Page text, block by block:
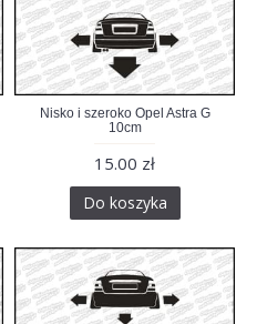
Nisko i szeroko Opel Astra G
10cm
15.00 zł
Do koszyka